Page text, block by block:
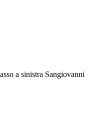
a sinistra Sangiovanni